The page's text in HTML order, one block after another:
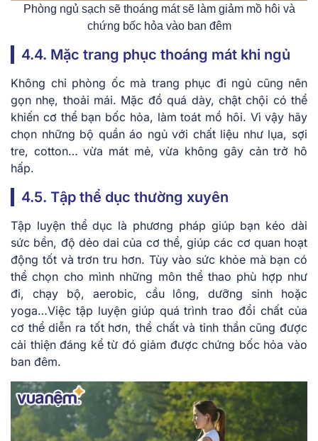
Phòng ngủ sạch sẽ thoáng mát sẽ làm giảm mồ hôi và
chứng bốc hỏa vào ban đêm
4.4. Mặc trang phục thoáng mát khi ngủ
Không chỉ phòng ốc mà trang phục đi ngủ cũng nên
gọn nhẹ, thoải mái. Mặc đồ quá dày, chật chội có thể
khiến cơ thể bạn bốc hỏa, làm toát mồ hôi. Vì vậy hãy
chọn những bộ quần áo ngủ với chất liệu như lụa, sợi
tre, cotton… vừa mát mẻ, vừa không gây cản trở hô
hấp.
4.5. Tập thể dục thường xuyên
Tập luyện thể dục là phương pháp giúp bạn kéo dài
sức bền, độ dẻo dai của cơ thể, giúp các cơ quan hoạt
động tốt và trơn tru hơn. Tùy vào sức khỏe mà bạn có
thể chọn cho mình những môn thể thao phù hợp như
đi, chạy bộ, aerobic, cầu lông, dưỡng sinh hoặc
yoga…Việc tập luyện giúp quá trình trao đổi chất của
cơ thể diễn ra tốt hơn, thể chất và tinh thần cũng được
cải thiện đáng kể từ đó giảm được chứng bốc hỏa vào
ban đêm.